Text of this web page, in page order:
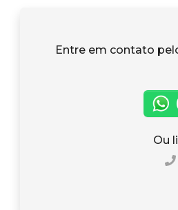
Entre em contato
Ou